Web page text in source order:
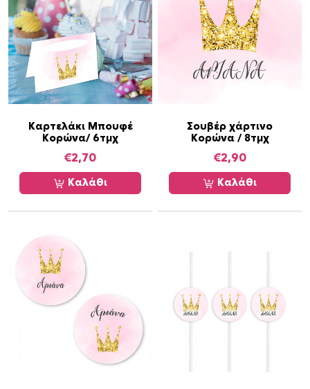
ό
ν
έ
χ
ι
α
π
λ
ρ
Καρτελάκι Μπουφέ
Κορώνα/ 6τμχ
€2,70
Καλάθι
Σουβέρ χάρτινο
Κορώνα / 8τμχ
€2,90
Καλάθι